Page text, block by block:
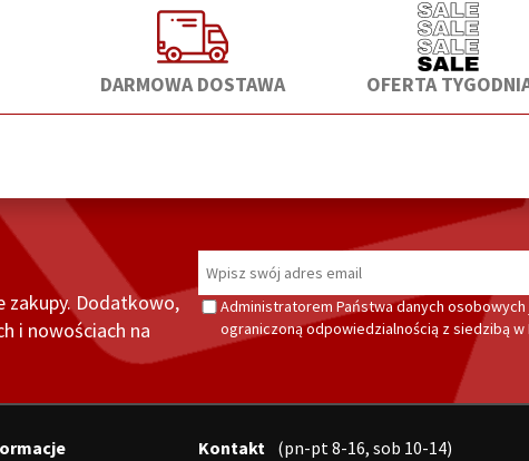
DARMOWA DOSTAWA OFERTA
zakupy. Dodatkowo,
i nowościach na
Administratorem Państwa danych osobowych
ograniczoną odpowiedzialnością z siedzibą w
Kontakt (pn-pt 8-16, sob 10-14)